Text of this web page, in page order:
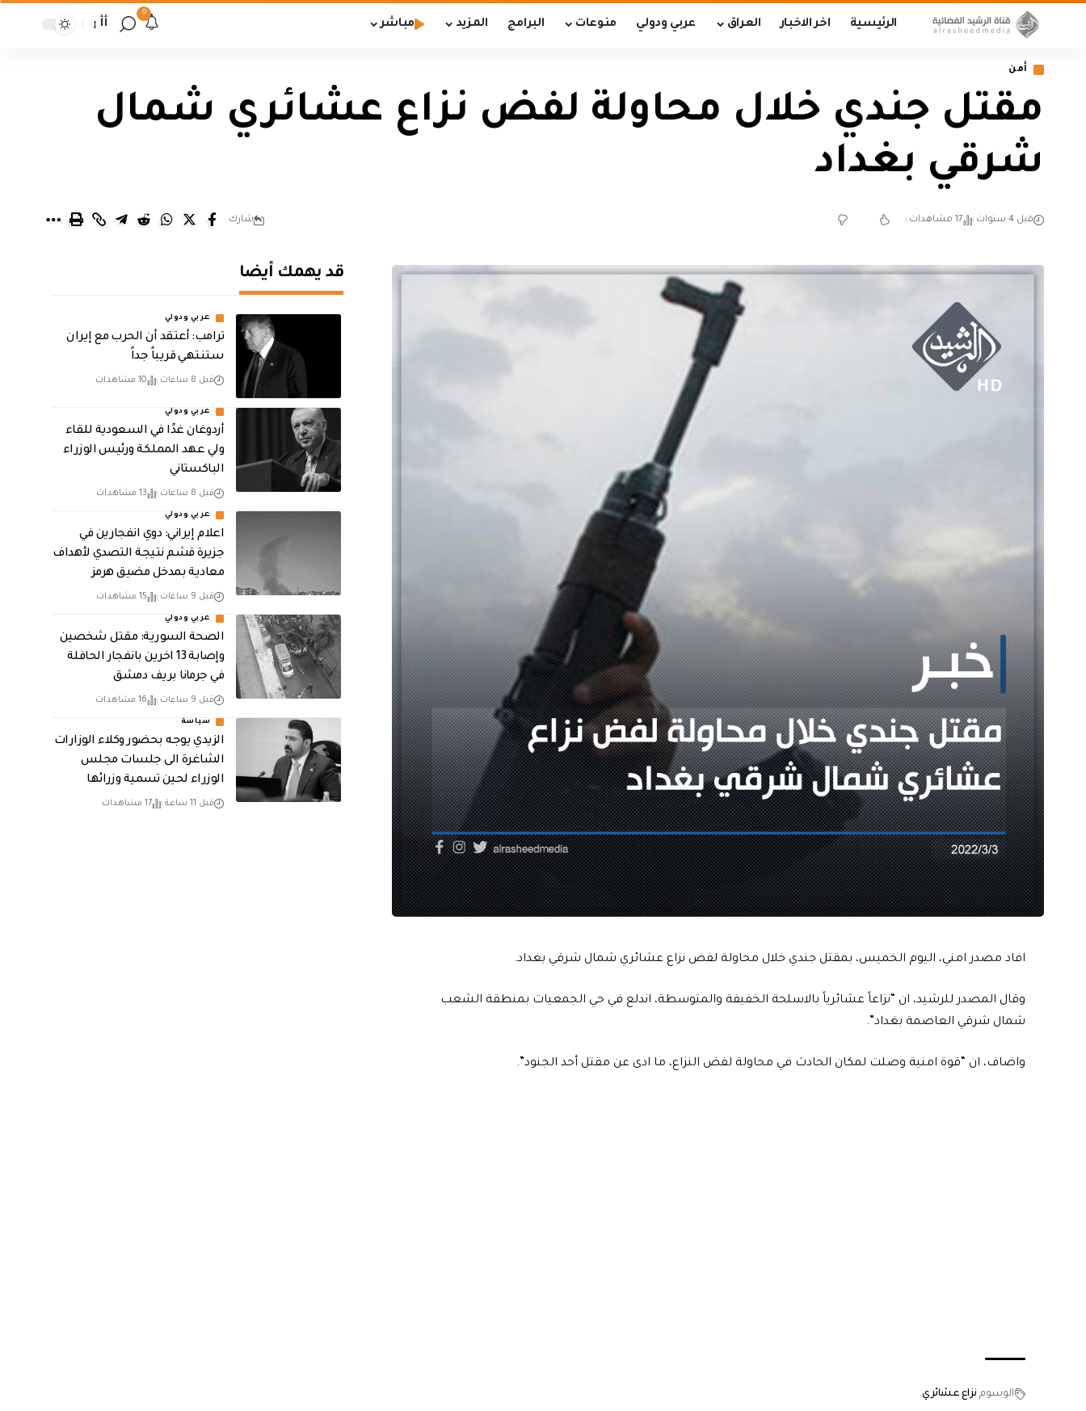
الرئيسية اخر الاخبار العراق عربي ودولي منوعات البرامج المزيد مباشر
9
أأ
أمن
مقتل جندي خلال محاولة لفض نزاع عشائري شمال
شرقي بغداد
قبل 4 سنوات 17 مشاهدات شارك
افاد مصدر امني، اليوم الخميس، بمقتل جندي خلال محاولة لفض نزاع عشائري شمال شرقي بغداد.
وقال المصدر للرشيد، ان “نزاعاً عشائرياً بالاسلحة الخفيفة والمتوسطة، اندلع في حي الجمعيات بمنطقة الشعب
شمال شرقي العاصمة بغداد”.
واضاف، ان “قوة امنية وصلت لمكان الحادث في محاولة لفض النزاع، ما ادى عن مقتل أحد الجنود”.
الوسوم نزاع عشائري
قد يهمك أيضا
عربي ودولي
‏ترامب: أعتقد أن الحرب مع إيران
ستنتهي قريباً جداً
قبل 8 ساعات 10 مشاهدات
عربي ودولي
أردوغان غدًا في السعودية للقاء
ولي عهد المملكة ورئيس الوزراء
الباكستاني
قبل 8 ساعات 13 مشاهدات
عربي ودولي
اعلام إيراني: دوي انفجارين في
جزيرة قشم نتيجة التصدي لأهداف
معادية بمدخل مضيق هرمز
قبل 9 ساعات 15 مشاهدات
عربي ودولي
الصحة السورية: مقتل شخصين
وإصابة 13 اخرين بانفجار الحافلة
في جرمانا بريف دمشق
قبل 9 ساعات 16 مشاهدات
سياسة
الزيدي يوجه بحضور وكلاء الوزارات
الشاغرة الى جلسات مجلس
الوزراء لحين تسمية وزرائها
قبل 11 ساعة 17 مشاهدات